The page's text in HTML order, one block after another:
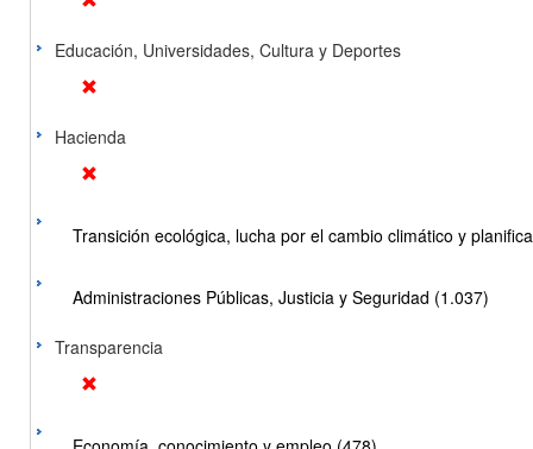
Educación, Universidades, Cultura y Deportes
Hacienda
Transición ecológica, lucha por el cambio climático y
Administraciones Públicas, Justicia y Seguridad (1.037)
Transparencia